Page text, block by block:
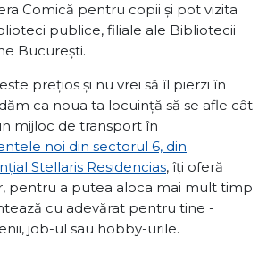
Comică pentru copii și pot vizita
publice, filiale ale Bibliotecii
București.
prețios și nu vrei să îl pierzi în
ca noua ta locuință să se afle cât
mijloc de transport în
noi din sectorul 6, din
Stellaris Residencias, îți oferă
pentru a putea aloca mai mult timp
cu adevărat pentru tine -
job-ul sau hobby-urile.